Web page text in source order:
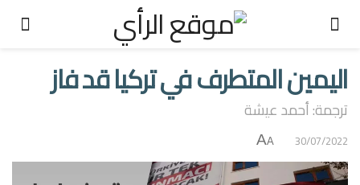
اليمين المتطرف في تركيا قد فاز
ترجمة: أحمد عيشة
30/07/2022
A
A